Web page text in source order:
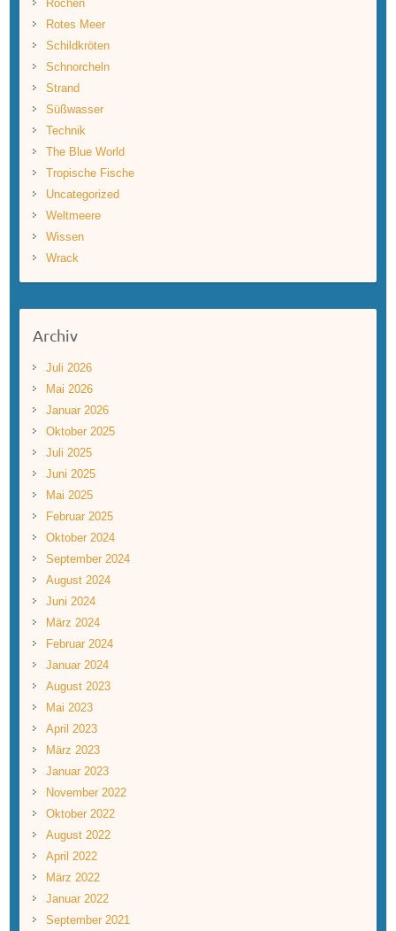
Rochen
Rotes Meer
Schildkröten
Schnorcheln
Strand
Süßwasser
Technik
The Blue World
Tropische Fische
Uncategorized
Weltmeere
Wissen
Wrack
Archiv
Juli 2026
Mai 2026
Januar 2026
Oktober 2025
Juli 2025
Juni 2025
Mai 2025
Februar 2025
Oktober 2024
September 2024
August 2024
Juni 2024
März 2024
Februar 2024
Januar 2024
August 2023
Mai 2023
April 2023
März 2023
Januar 2023
November 2022
Oktober 2022
August 2022
April 2022
März 2022
Januar 2022
September 2021